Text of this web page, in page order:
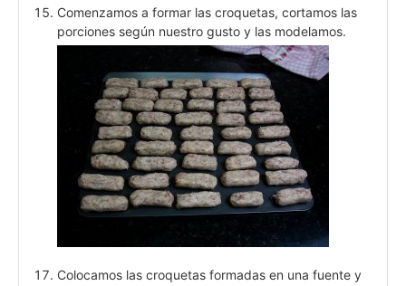
Comenzamos a formar las croquetas, cortamos las
porciones según nuestro gusto y las modelamos.
Colocamos las croquetas formadas en una fuente y